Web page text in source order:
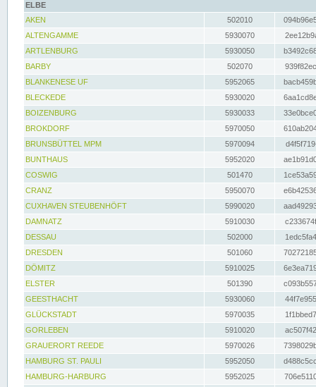
ELBE
AKEN
502010
ALTENGAMME
5930070
ARTLENBURG
5930050
BARBY
502070
BLANKENESE UF
5952065
BLECKEDE
5930020
BOIZENBURG
5930033
BROKDORF
5970050
BRUNSBÜTTEL MPM
5970094
BUNTHAUS
5952020
COSWIG
501470
CRANZ
5950070
CUXHAVEN STEUBENHÖFT
5990020
DAMNATZ
5910030
DESSAU
502000
DRESDEN
501060
DÖMITZ
5910025
ELSTER
501390
GEESTHACHT
5930060
GLÜCKSTADT
5970035
GORLEBEN
5910020
GRAUERORT REEDE
5970026
HAMBURG ST. PAULI
5952050
HAMBURG-HARBURG
5952025